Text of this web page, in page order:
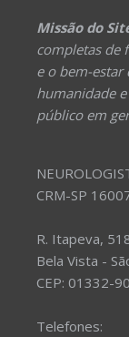
Missão do
completas de
e o bem-estar
humanidade
público em
CRM-SP
R. Itapeva,
Bela Vista -
CEP: 01332-
Telefones: